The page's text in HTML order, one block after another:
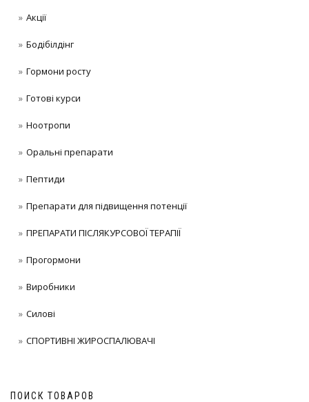
Акції
Бодібілдінг
Гормони росту
Готові курси
Ноотропи
Оральні препарати
Пептиди
Препарати для підвищення потенції
ПРЕПАРАТИ ПІСЛЯКУРСОВОЇ ТЕРАПІЇ
Прогормони
Виробники
Силові
СПОРТИВНІ ЖИРОСПАЛЮВАЧІ
ПОИСК ТОВАРОВ